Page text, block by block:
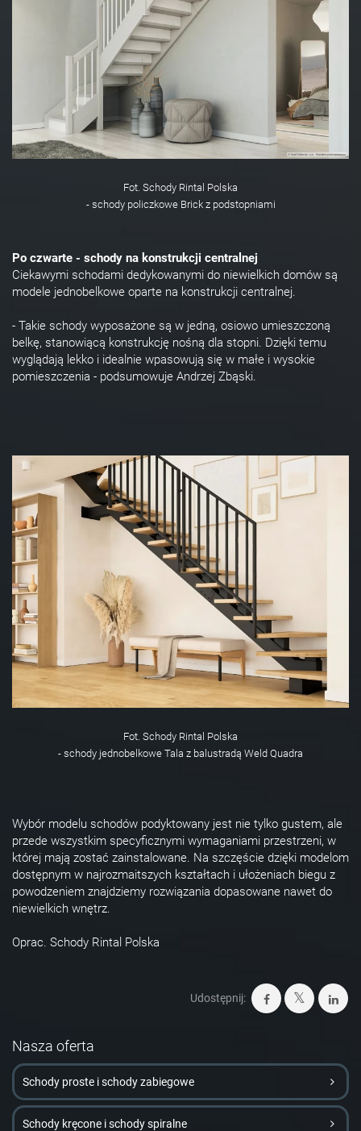
Fot. Schody Rintal Polska
- schody policzkowe Brick z podstopniami
Po czwarte - schody na konstrukcji centralnej
Ciekawymi schodami dedykowanymi do niewielkich domów są
modele jednobelkowe oparte na konstrukcji centralnej.
- Takie schody wyposażone są w jedną, osiowo umieszczoną
belkę, stanowiącą konstrukcję nośną dla stopni. Dzięki temu
wyglądają lekko i idealnie wpasowują się w małe i wysokie
pomieszczenia - podsumowuje Andrzej Zbąski.
Fot. Schody Rintal Polska
- schody jednobelkowe Tala z balustradą Weld Quadra
Wybór modelu schodów podyktowany jest nie tylko gustem, ale
przede wszystkim specyficznymi wymaganiami przestrzeni, w
której mają zostać zainstalowane. Na szczęście dzięki modelom
dostępnym w najrozmaitszych kształtach i ułożeniach biegu z
powodzeniem znajdziemy rozwiązania dopasowane nawet do
niewielkich wnętrz.
Oprac. Schody Rintal Polska
Udostępnij:
Nasza oferta
Schody proste i schody zabiegowe
Schody kręcone i schody spiralne